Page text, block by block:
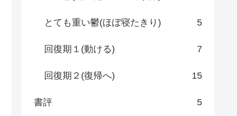
とても重い鬱(ほぼ寝たきり) 5
回復期１(動ける) 7
回復期２(復帰へ) 15
書評 5